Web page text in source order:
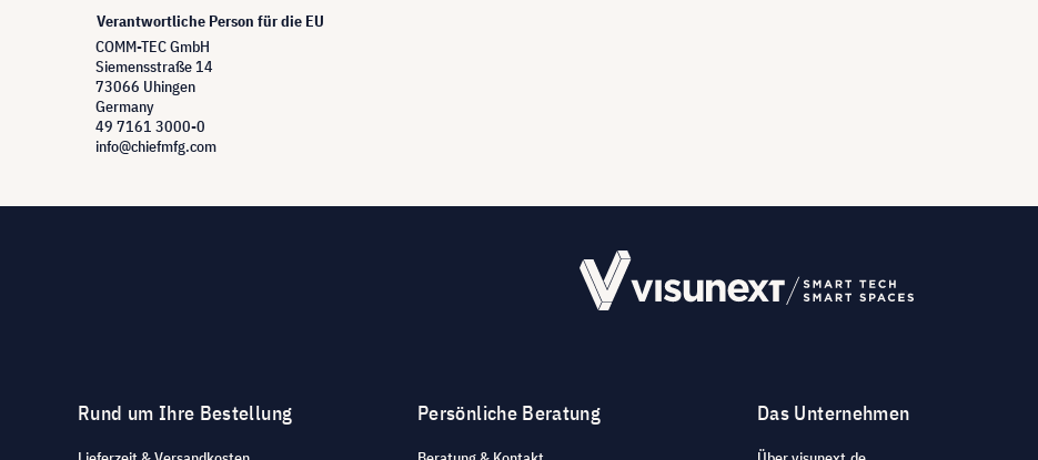
Verantwortliche Person für die EU
COMM-TEC GmbH
Siemensstraße 14
73066 Uhingen
Germany
49 7161 3000-0
info@chiefmfg.com
Rund um Ihre Bestellung Persönliche Beratung Das Unternehmen